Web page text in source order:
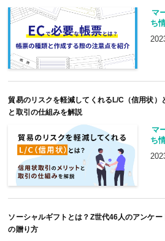
マ
ち
貿易のリスクを軽減してくれるL/C（信用状）
と取引の仕組みを解説
マ
ち
ソーシャルギフトとは？Z世代46人のアンケ
の贈り方